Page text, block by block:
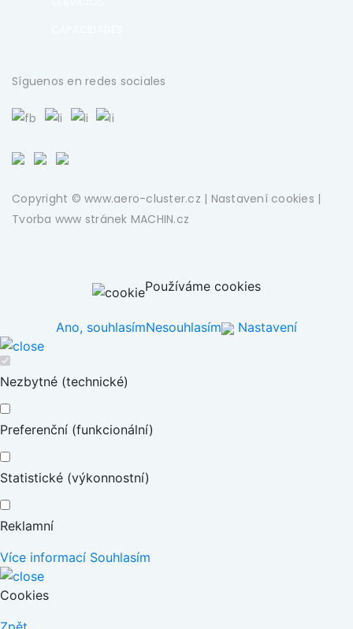
Síguenos en redes sociales
Copyright © www.aero-cluster.cz | Nastavení cookies |
Tvorba www stránek MACHIN.cz
Používáme cookies
Ano, souhlasímNesouhlasím Nastavení
Nezbytné (technické)
Preferenční (funkcionální)
Statistické (výkonnostní)
Reklamní
Více informací Souhlasím
Cookies